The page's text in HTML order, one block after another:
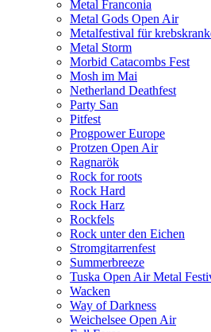
Metal Franconia
Metal Gods Open Air
Metalfestival für
Metal Storm
Morbid Catacombs Fest
Mosh im Mai
Netherland Deathfest
Party San
Pitfest
Progpower Europe
Protzen Open Air
Ragnarök
Rock for roots
Rock Hard
Rock Harz
Rockfels
Rock unter den Eichen
Stromgitarrenfest
Summerbreeze
Tuska Open Air Metal
Wacken
Way of Darkness
Weichelsee Open Air